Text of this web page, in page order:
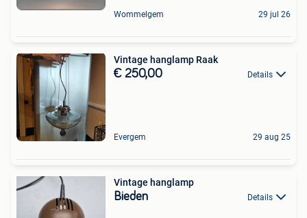
Wommelgem 29 jul 26
Vintage hanglamp Raak
€ 250,00 Details
Evergem 29 aug 25
Vintage hanglamp
Bieden Details